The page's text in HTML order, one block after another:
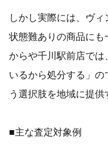
しかし実際には、ヴィ
状態難ありの商品にも
からや千川駅前店では
いるから処分する」
う選択肢を地域に提供
■主な査定対象例